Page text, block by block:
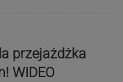
przejażdżka
WIDEO